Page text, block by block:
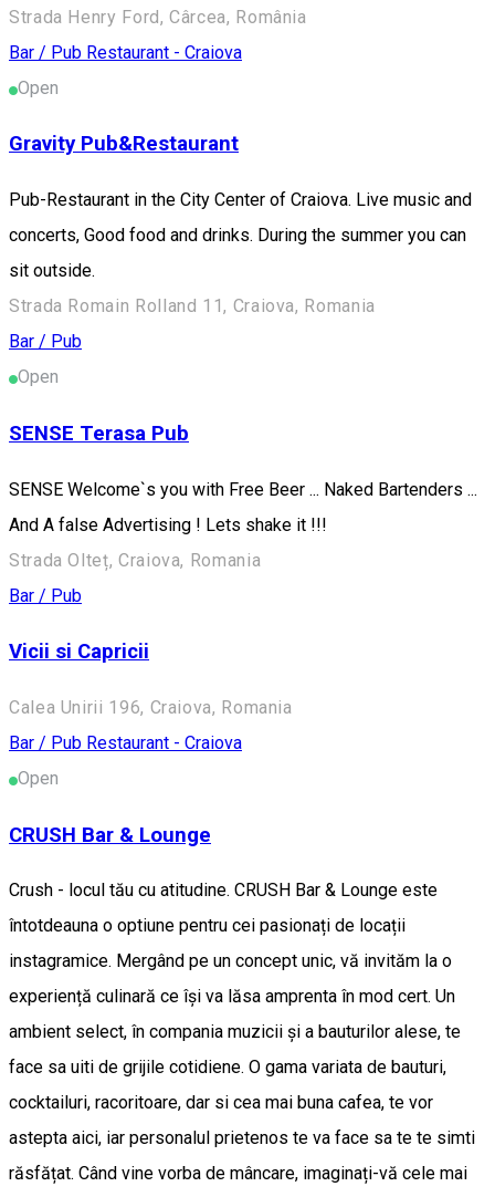
Strada Henry Ford, Cârcea, România
Bar / Pub Restaurant - Craiova
Open
Gravity Pub&Restaurant
Pub-Restaurant in the City Center of Craiova. Live music and
concerts, Good food and drinks. During the summer you can
sit outside.
Strada Romain Rolland 11, Craiova, Romania
Bar / Pub
Open
SENSE Terasa Pub
SENSE Welcome`s you with Free Beer ... Naked Bartenders ...
And A false Advertising ! Lets shake it !!!
Strada Olteț, Craiova, Romania
Bar / Pub
Vicii si Capricii
Calea Unirii 196, Craiova, Romania
Bar / Pub Restaurant - Craiova
Open
CRUSH Bar & Lounge
Crush - locul tău cu atitudine. CRUSH Bar & Lounge este
întotdeauna o optiune pentru cei pasionați de locații
instagramice. Mergând pe un concept unic, vă invităm la o
experiență culinară ce își va lăsa amprenta în mod cert. Un
ambient select, în compania muzicii și a bauturilor alese, te
face sa uiti de grijile cotidiene. O gama variata de bauturi,
cocktailuri, racoritoare, dar si cea mai buna cafea, te vor
astepta aici, iar personalul prietenos te va face sa te te simti
răsfățat. Când vine vorba de mâncare, imaginați-vă cele mai